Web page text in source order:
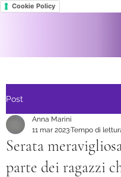
Cookie Policy
Post
Serata
parte dei ragazzi
Anna Marini
11 mar 2023Tempo di